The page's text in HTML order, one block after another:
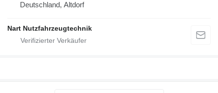
Deutschland, Altdorf
Nart Nutzfahrzeugtechnik